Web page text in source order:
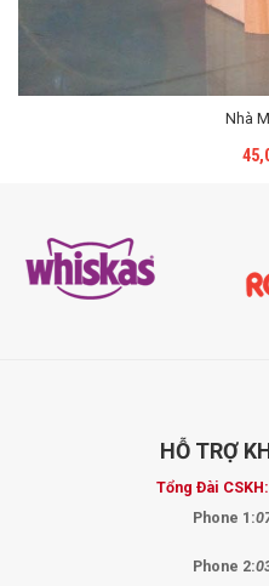
Nhà
HỖ TRỢ
Tổng Đài CSKH:
Phone 1:
Phone 2: